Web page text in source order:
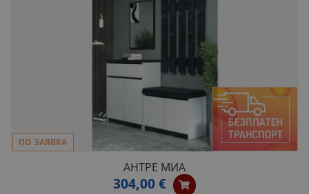
ПО ЗАЯВКА
АНТРЕ МИА
304,00 €